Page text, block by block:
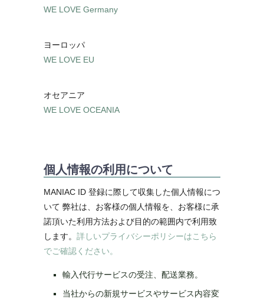
WE LOVE Germany
ヨーロッパ
WE LOVE EU
オセアニア
WE LOVE OCEANIA
個人情報の利用について
MANIAC ID 登録に際して収集した個人情報につ
いて 弊社は、お客様の個人情報を、お客様に承
諾頂いた利用方法および目的の範囲内で利用致
します。 詳しいプライバシーポリシーはこちら
でご確認ください。
輸入代行サービスの受注、配送業務。
当社からの新規サービスやサービス内容変